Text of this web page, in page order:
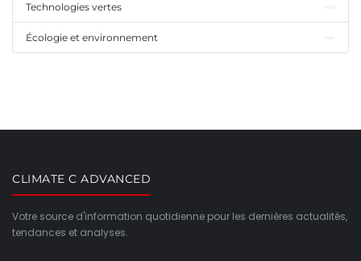
Technologies vertes
Écologie et environnement
CLIMATE C ADVANCED
Votre source d'information quotidienne pour les dernières actualités,
tendances et analyses.